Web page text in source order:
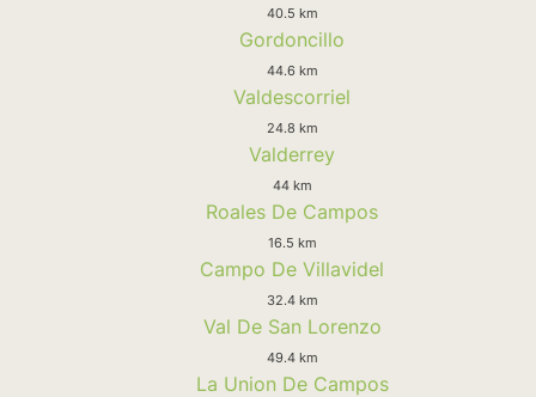
40.5 km
Gordoncillo
44.6 km
Valdescorriel
24.8 km
Valderrey
44 km
Roales De Campos
16.5 km
Campo De Villavidel
32.4 km
Val De San Lorenzo
49.4 km
La Union De Campos